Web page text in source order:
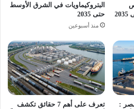
البتروكيماويات في الشرق الأوسط
حتى 2035
منذ أسبوعين
مصر :
تعرف على أهم 7 حقائق تكشف